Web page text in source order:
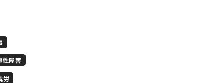
性障害
労